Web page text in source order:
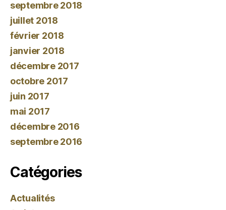
septembre 2018
juillet 2018
février 2018
janvier 2018
décembre 2017
octobre 2017
juin 2017
mai 2017
décembre 2016
septembre 2016
Catégories
Actualités